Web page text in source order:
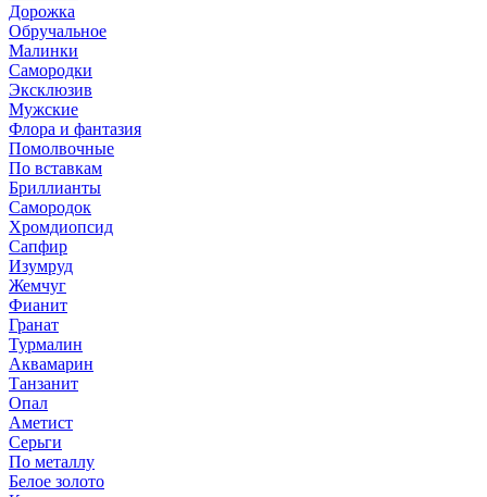
Дорожка
Обручальное
Малинки
Самородки
Эксклюзив
Мужские
Флора и фантазия
Помолвочные
По вставкам
Бриллианты
Самородок
Хромдиопсид
Сапфир
Изумруд
Жемчуг
Фианит
Гранат
Турмалин
Аквамарин
Танзанит
Опал
Аметист
Серьги
По металлу
Белое золото